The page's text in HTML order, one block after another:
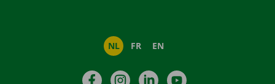
NL FR EN
FacebookInstagramLinkedIn